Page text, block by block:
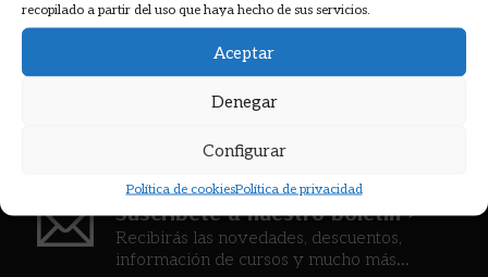
recopilado a partir del uso que haya hecho de sus servicios.
Aceptar
Denegar
Configurar
Política de cookiesPolítica de privacidad
Suscríbete a nuestro boletín >
Recibirás las novedades, descuentos,
información de cursos y mucho más...